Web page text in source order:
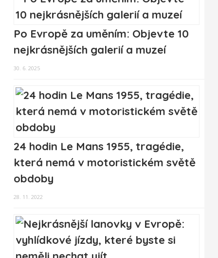
Po Evropě za uměním: Objevte 10
nejkrásnějších galerií a muzeí
30. 6. 2025
24 hodin Le Mans 1955, tragédie,
která nemá v motoristickém světě
obdoby
28. 11. 2022